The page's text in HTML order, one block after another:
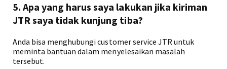
5. Apa yang harus saya lakukan jika kiriman
JTR saya tidak kunjung tiba?
Anda bisa menghubungi customer service JTR untuk
meminta bantuan dalam menyelesaikan masalah
tersebut.